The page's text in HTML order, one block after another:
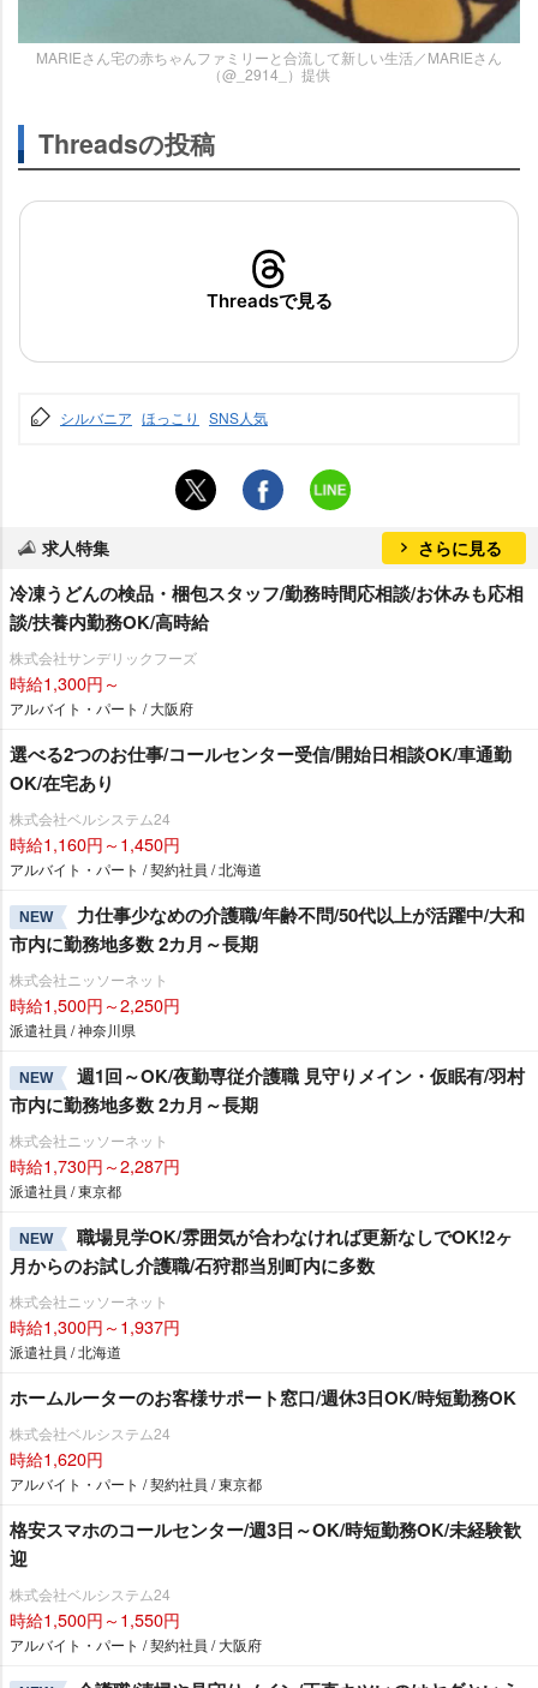
MARIEさん宅の赤ちゃんファミリーと合流して新しい生活／MARIEさん
（@_2914_）提供
Threadsの投稿
Threadsで見る
シルバニア ほっこり SNS人気
求人特集 さらに見る
冷凍うどんの検品・梱包スタッフ/勤務時間応相談/お休みも応相
談/扶養内勤務OK/高時給
株式会社サンデリックフーズ
時給1,300円～
アルバイト・パート / 大阪府
選べる2つのお仕事/コールセンター受信/開始日相談OK/車通勤
OK/在宅あり
株式会社ベルシステム24
時給1,160円～1,450円
アルバイト・パート / 契約社員 / 北海道
NEW
力仕事少なめの介護職/年齢不問/50代以上が活躍中/大和
市内に勤務地多数 2カ月～長期
株式会社ニッソーネット
時給1,500円～2,250円
派遣社員 / 神奈川県
NEW
週1回～OK/夜勤専従介護職 見守りメイン・仮眠有/羽村
市内に勤務地多数 2カ月～長期
株式会社ニッソーネット
時給1,730円～2,287円
派遣社員 / 東京都
NEW
職場見学OK/雰囲気が合わなければ更新なしでOK!2ヶ
月からのお試し介護職/石狩郡当別町内に多数
株式会社ニッソーネット
時給1,300円～1,937円
派遣社員 / 北海道
ホームルーターのお客様サポート窓口/週休3日OK/時短勤務OK
株式会社ベルシステム24
時給1,620円
アルバイト・パート / 契約社員 / 東京都
格安スマホのコールセンター/週3日～OK/時短勤務OK/未経験歓
迎
株式会社ベルシステム24
時給1,500円～1,550円
アルバイト・パート / 契約社員 / 大阪府